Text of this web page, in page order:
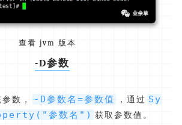
查看 jvm 版本
-D参数
数， -D参数名=参数值 ，通过 Sy
参数名") 获取参数值。